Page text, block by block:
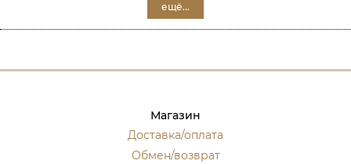
ещё...
Магазин
Доставка/оплата
Обмен/возврат